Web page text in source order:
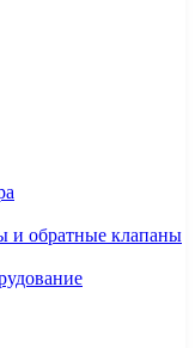
и обратные клапаны